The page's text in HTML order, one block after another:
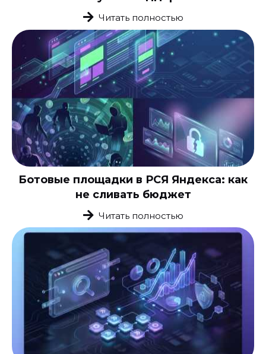
Читать полностью
Ботовые площадки в РСЯ Яндекса: как
не сливать бюджет
Читать полностью